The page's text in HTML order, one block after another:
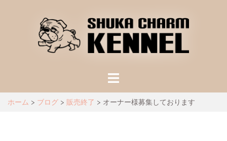
ホーム > ブログ > 販売終了 > オーナー様募集しております